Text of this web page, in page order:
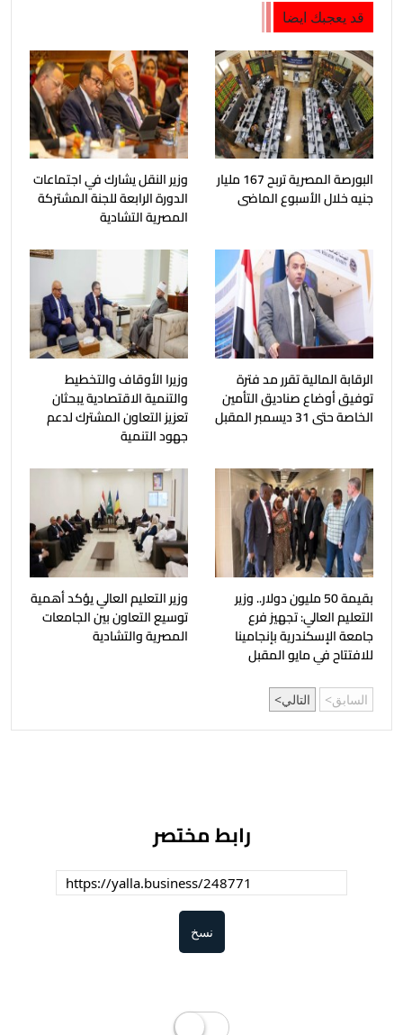
قد يعجبك ايضا
البورصة المصرية تربح 167 مليار
جنيه خلال الأسبوع الماضى
وزير النقل يشارك في اجتماعات
الدورة الرابعة للجنة المشتركة
المصرية التشادية
الرقابة المالية تقرر مد فترة
توفيق أوضاع صناديق التأمين
الخاصة حتى 31 ديسمبر المقبل
وزيرا الأوقاف والتخطيط
والتنمية الاقتصادية يبحثان
تعزيز التعاون المشترك لدعم
جهود التنمية
بقيمة 50 مليون دولار.. وزير
التعليم العالي: تجهيز فرع
جامعة الإسكندرية بإنجامينا
للافتتاح في مايو المقبل
وزير التعليم العالي يؤكد أهمية
توسيع التعاون بين الجامعات
المصرية والتشادية
السابق التالي
رابط مختصر
نسخ